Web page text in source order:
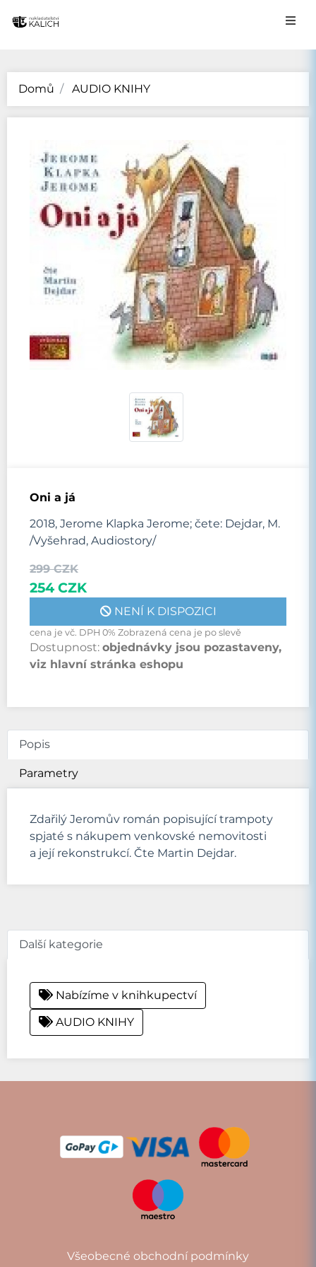
Domů AUDIO KNIHY
Oni a já
2018, Jerome Klapka Jerome; čete: Dejdar, M.
/Vyšehrad, Audiostory/
299 CZK
254 CZK
NENÍ K DISPOZICI
cena je vč. DPH 0% Zobrazená cena je po slevě
Dostupnost: objednávky jsou pozastaveny,
viz hlavní stránka eshopu
Popis
Parametry
Zdařilý Jeromův román popisující trampoty
spjaté s nákupem venkovské nemovitosti
a její rekonstrukcí. Čte Martin Dejdar.
Další kategorie
Nabízíme v knihkupectví
AUDIO KNIHY
Všeobecné obchodní podmínky